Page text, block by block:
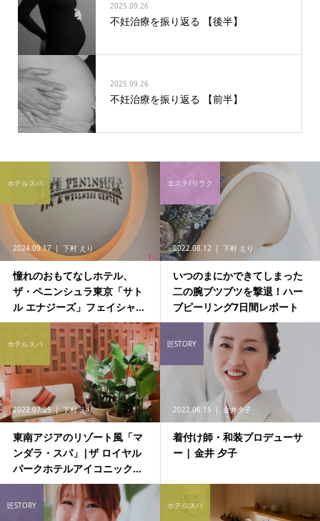
2025.09.26
不妊治療を振り返る 【後半】
2025.09.26
不妊治療を振り返る 【前半】
2024.09.17 下村 えり
憧れのおもてなしホテル、
ザ・ペニンシュラ東京「サト
ル エナジーズ」フェイシャ...
ホテルスパ
2022.08.12 下村 えり
いつのまにかできてしまった
二の腕ブツブツを撃退！ハー
ブピーリング7日間レポート
エステ/リラク
2022.07.25 下村 えり
東南アジアのリゾート風「マ
ンダラ・スパ」|ザ ロイヤル
パークホテルアイコニック...
ホテルスパ
2022.06.15 金井夕子
着付け師・和装プロデューサ
ー | 金井 夕子
匠STORY
匠STORY ホテルスパ